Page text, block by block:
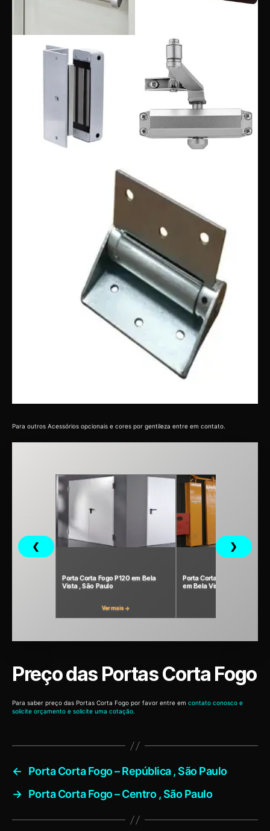
Para outros Acessórios opcionais e cores por gentileza entre em contato.
❮
Porta Corta Fogo P120 em Bela
Vista , São Paulo
Ver mais →
Porta Corta Fogo P240
em Bela Vista, São Paulo
❯
Preço das Portas Corta Fogo
Para saber preço das Portas Corta Fogo por favor entre em contato conosco e
solicite orçamento e solicite uma cotação.
←
Porta Corta Fogo – República , São Paulo
→ Porta Corta Fogo – Centro , São Paulo